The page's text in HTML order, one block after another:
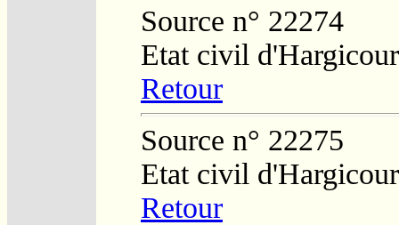
Source n° 22274
Etat civil
Retour
Source n° 22275
Etat civil
Retour